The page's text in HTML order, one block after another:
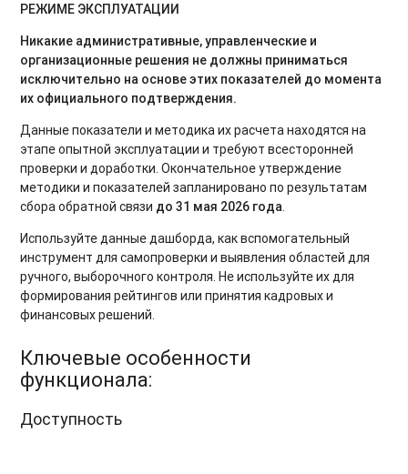
РЕЖИМЕ ЭКСПЛУАТАЦИИ
Никакие административные, управленческие и
организационные решения не должны приниматься
исключительно на основе этих показателей до момента
их официального подтверждения.
Данные показатели и методика их расчета находятся на
этапе опытной эксплуатации и требуют всесторонней
проверки и доработки. Окончательное утверждение
методики и показателей запланировано по результатам
сбора обратной связи до 31 мая 2026 года.
Используйте данные дашборда, как вспомогательный
инструмент для самопроверки и выявления областей для
ручного, выборочного контроля. Не используйте их для
формирования рейтингов или принятия кадровых и
финансовых решений.
Ключевые особенности
функционала:
Доступность